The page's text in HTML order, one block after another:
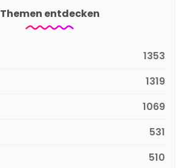
Themen entdecken
1353
1319
1069
531
510